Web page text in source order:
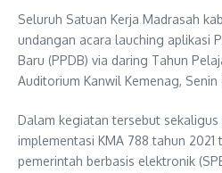
Seluruh Satuan Kerja Madrasah
undangan acara lauching aplikasi
Baru (PPDB) via daring Tahun
Auditorium Kanwil Kemenag,
Dalam kegiatan tersebut
implementasi KMA 788 tahun
pemerintah berbasis elektronik